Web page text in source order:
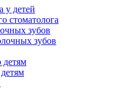
у детей
стоматолога
зубов
зубов
детям